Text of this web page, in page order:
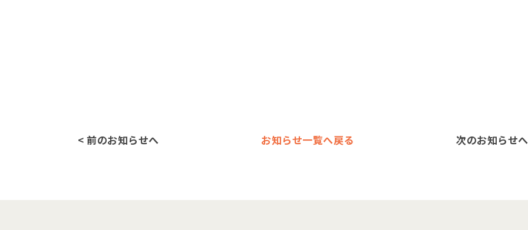
< 前のお知らせへ お知らせ一覧へ戻る 次のお知らせ